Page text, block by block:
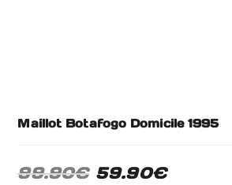
Maillot Botafogo Domicile 1995
99.90€ 59.90€